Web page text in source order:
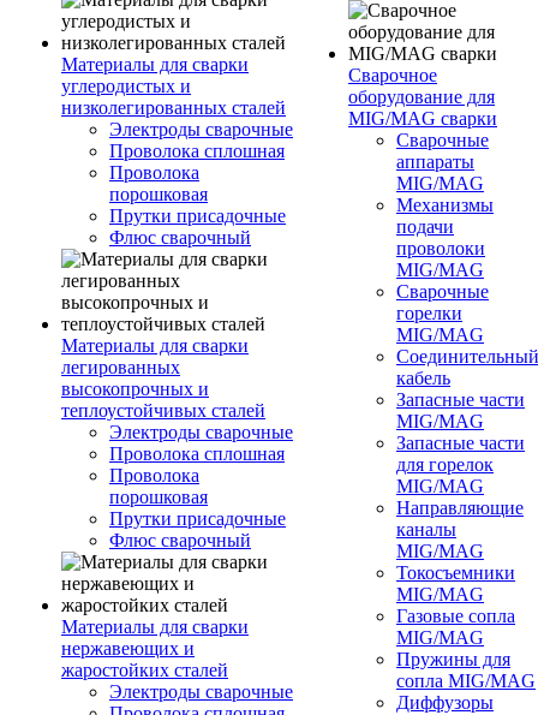
Материалы для сварки
углеродистых и
низколегированных сталей
Электроды сварочные
Проволока сплошная
Проволока
порошковая
Прутки присадочные
Флюс сварочный
Материалы для сварки
легированных
высокопрочных и
теплоустойчивых сталей
Электроды сварочные
Проволока сплошная
Проволока
порошковая
Прутки присадочные
Флюс сварочный
Материалы для сварки
нержавеющих и
жаростойких сталей
Электроды сварочные
Сварочное
оборудование для
MIG/MAG сварки
Сварочные
аппараты
MIG/MAG
Механизмы
подачи
проволоки
MIG/MAG
Сварочные
горелки
MIG/MAG
Соединительный
кабель
Запасные части
MIG/MAG
Запасные части
для горелок
MIG/MAG
Направляющие
каналы
MIG/MAG
Токосъемники
MIG/MAG
Газовые сопла
MIG/MAG
Пружины для
сопла MIG/MAG
Диффузоры